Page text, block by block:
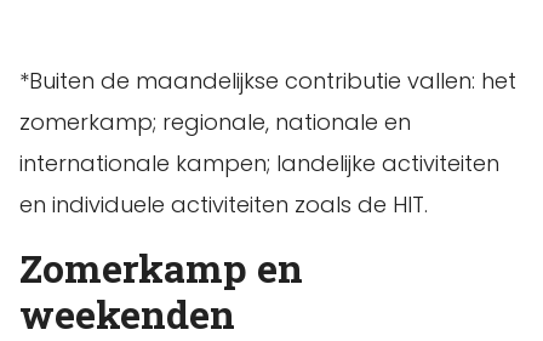
*Buiten de maandelijkse contributie vallen: het
zomerkamp; regionale, nationale en
internationale kampen; landelijke activiteiten
en individuele activiteiten zoals de HIT.
Zomerkamp en
weekenden